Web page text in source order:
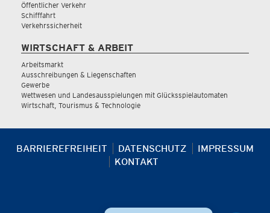
Öffentlicher Verkehr
Schifffahrt
Verkehrssicherheit
WIRTSCHAFT & ARBEIT
Arbeitsmarkt
Ausschreibungen & Liegenschaften
Gewerbe
Wettwesen und Landesausspielungen mit Glücksspielautomaten
Wirtschaft, Tourismus & Technologie
BARRIEREFREIHEIT DATENSCHUTZ
IMPRESSUM
KONTAKT